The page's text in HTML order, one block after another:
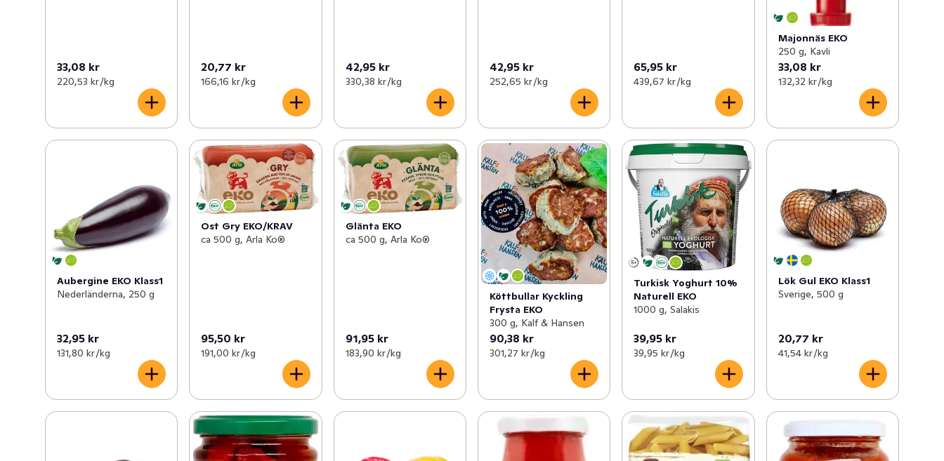
33,08 kr
220,53 kr /kg
20,77 kr
166,16 kr /kg
42,95 kr
330,38 kr /kg
42,95 kr
252,65 kr /kg
65,95 kr
439,67 kr /kg
Majonnäs EKO
250 g, Kavli
33,08 kr
132,32 kr /kg
Aubergine EKO Klass1
Nederländerna, 250 g
32,95 kr
131,80 kr /kg
Ost Gry EKO/KRAV
ca 500 g, Arla Ko®
95,50 kr
191,00 kr /kg
Glänta EKO
ca 500 g, Arla Ko®
91,95 kr
183,90 kr /kg
Köttbullar Kyckling
Frysta EKO
300 g, Kalf & Hansen
90,38 kr
301,27 kr /kg
Turkisk Yoghurt 10%
Naturell EKO
1000 g, Salakis
39,95 kr
39,95 kr /kg
Lök Gul EKO Klass1
Sverige, 500 g
20,77 kr
41,54 kr /kg